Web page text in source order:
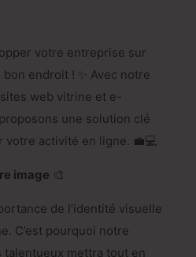
votre entreprise sur
endroit ! ✨ Avec notre
web vitrine et e-
une solution clé
votre activité en ligne. 💼💻
image 🎨
de l’identité visuelle
C’est pourquoi notre
mettra tout en